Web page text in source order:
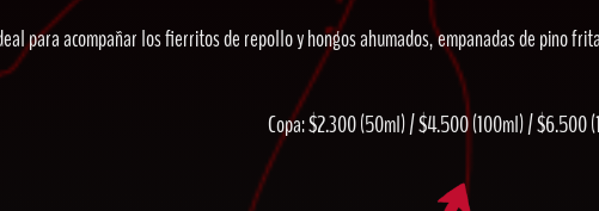
para acompañar los fierritos de repollo y hongos ahumados, empanadas de pino
Copa: $2.300 (50ml) / $4.500 (100ml) / $6.500